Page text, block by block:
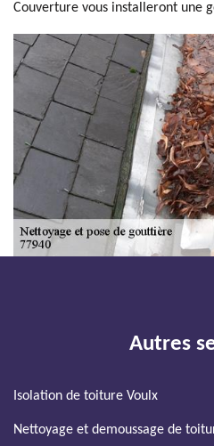
Couverture vous installeront une
Autres
Isolation de toiture Voulx
Nettoyage et demoussage de